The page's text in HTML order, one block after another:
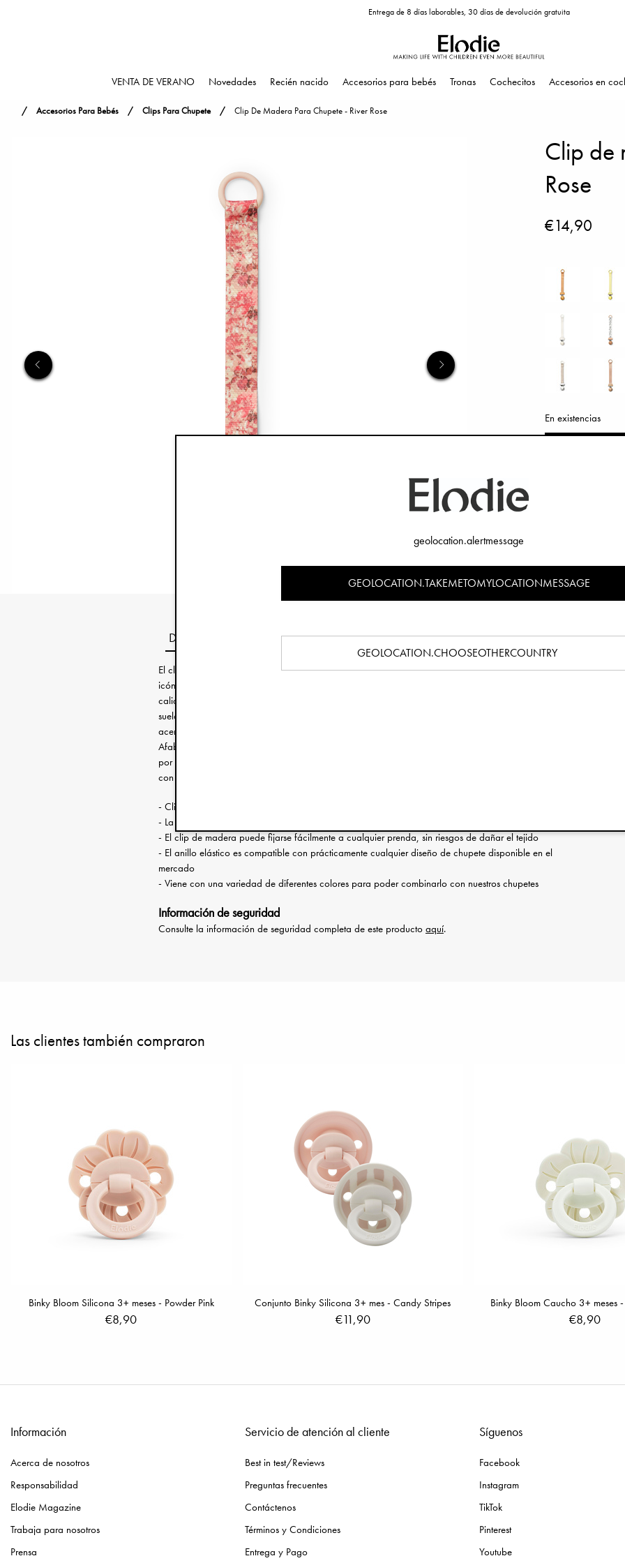
Entrega de 8 días laborables, 30 días de devolución gratuita
VENTA DE VERANO Novedades Recién nacido Accesorios para bebés Tronas Cochecitos Accesorios en
Accesorios Para Bebés Clips Para Chupete Clip De Madera Para Chupete - River Rose
Clip de
Rose
€14,90
En existencias
Descripción Especificación
El clip para chupete, un producto que llevamos perfeccionando desde 2005, es nuestra pieza más
icónica. Es nuestro primer producto, e inspiró la creación de la empresa. Nuestros clips de alta
calidad son esenciales para mantener limpio el chupete de tu bebé, asegurando que no se caiga al
suelo y no se pierda. Estos clips para chupetes de diseño exclusivo no tienen níquel, están hechos de
acero inoxidable perdurable y están decorados con los delicados detalles de nuestro logotipo.
Afable o vanguardista, distendido o elegante: ofrecemos una amplia gama de diseños para los clips,
por lo que podrás elegir el que mejor de adapte a tu estilo. Para completar el look, combina el clip
con uno de nuestros chupetes a juego.
- Clip para chupete decorado con detalles de madera barnizada
- La hebilla de metal está hecha de acero inoxidable, no contiene níquel y es hipoalergénica
- El clip de madera puede fijarse fácilmente a cualquier prenda, sin riesgos de dañar el tejido
- El anillo elástico es compatible con prácticamente cualquier diseño de chupete disponible en el
mercado
- Viene con una variedad de diferentes colores para poder combinarlo con nuestros chupetes
Información de seguridad
Consulte la información de seguridad completa de este producto aquí.
Las clientes también compraron
Binky Bloom Silicona 3+ meses - Powder Pink
€8,90
Conjunto Binky Silicona 3+ mes - Candy Stripes
€11,90
Binky Bloom Caucho 3+ meses
€8,90
Información
Acerca de nosotros
Responsabilidad
Elodie Magazine
Trabaja para nosotros
Prensa
Servicio de atención al cliente
Best in test/Reviews
Preguntas frecuentes
Contáctenos
Términos y Condiciones
Entrega y Pago
Síguenos
Facebook
Instagram
TikTok
Pinterest
Youtube
geolocation.alertmessage
GEOLOCATION.TAKEMETOMYLOCATIONMESSAGE
GEOLOCATION.CHOOSEOTHERCOUNTRY